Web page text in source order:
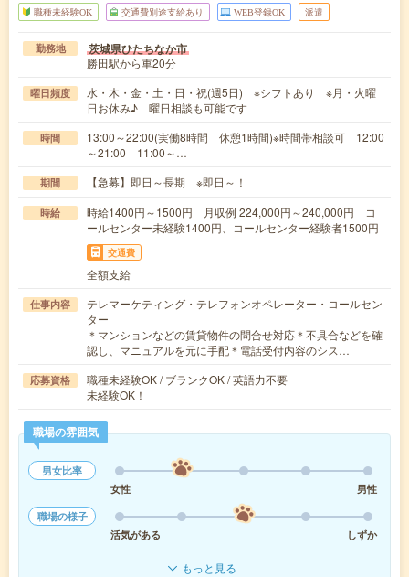
職種未経験OK 交通費別途支給あり WEB登録OK 派遣
勤務地 茨城県ひたちなか市
勝田駅から車20分
曜日頻度
水・木・金・土・日・祝(週5日) ※シフトあり ※月・火曜
日お休み♪ 曜日相談も可能です
時間
13:00～22:00(実働8時間 休憩1時間)※時間帯相談可 12:00
～21:00 11:00～…
期間 【急募】即日～長期 ※即日～！
時給
時給1400円～1500円 月収例 224,000円～240,000円 コ
ールセンター未経験1400円、コールセンター経験者1500円
交通費
全額支給
仕事内容
テレマーケティング・テレフォンオペレーター・コールセン
ター
＊マンションなどの賃貸物件の問合せ対応＊不具合などを確
認し、マニュアルを元に手配＊電話受付内容のシス…
応募資格
職種未経験OK / ブランクOK / 英語力不要
未経験OK！
職場の雰囲気
男女比率
女性
男性
職場の様子
活気がある
しずか
もっと見る